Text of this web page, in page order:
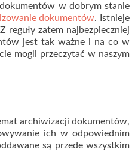
w dobrym stanie
dokumentów. Istnieje
zatem najbezpieczniej
jest tak ważne i na co w
mogli przeczytać w naszym
archiwizacji dokumentów,
ich w odpowiednim
są przede wszystkim